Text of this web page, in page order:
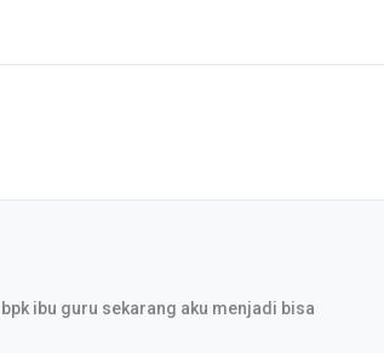
ibu guru sekarang aku menjadi bisa